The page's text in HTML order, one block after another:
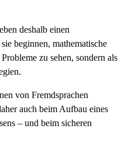
deshalb einen
beginnen, mathematische
zu sehen, sondern als
von Fremdsprachen
auch beim Aufbau eines
– und beim sicheren